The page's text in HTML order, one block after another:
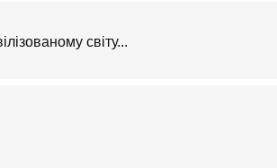
світу...